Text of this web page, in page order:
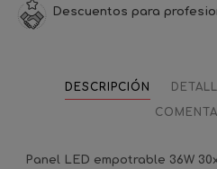
Descuentos para
DESCRIPCIÓN
Panel LED empotrable 36W